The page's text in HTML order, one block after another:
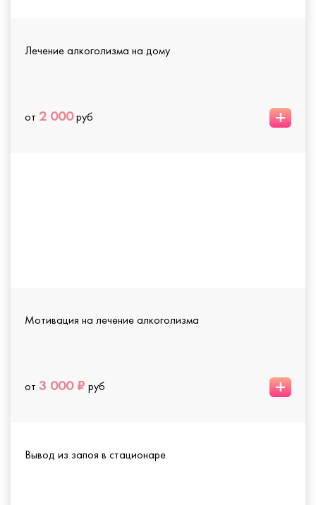
Лечение алкоголизма на дому
от 2 000руб +
Мотивация на лечение алкоголизма
от 3 000 ₽ руб +
Вывод из запоя в стационаре